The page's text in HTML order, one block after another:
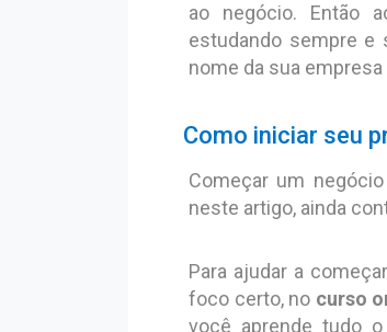
ao negócio. Então
estudando sempre e
nome da sua
Como iniciar seu
Começar um
neste artigo, ainda
Para ajudar a
foco certo, no curso
você aprende tudo